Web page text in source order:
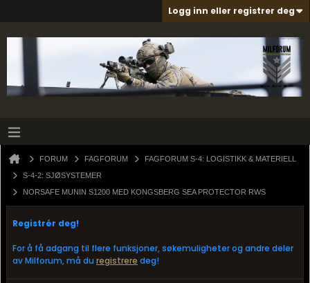
Logg inn eller registrer deg
FORUM FAGFORUM
FAGFORUM S-4: LOGISTIKK & MATERIELL
S-4-2: SJØSYSTEMER
NORSAFE MUNIN S1200 MED KONGSBERG SEA PROTECTOR RWS
Registrér deg!
For å få adgang til flere funksjoner, søkemuligheter og andre deler
av Milforum, må du registrere deg!